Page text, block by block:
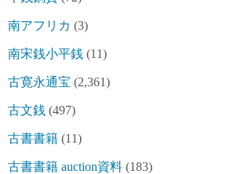
南アフリカ (3)
南宋銭小平銭 (11)
古寛永通宝 (2,361)
古文銭 (497)
古書書籍 (11)
古書書籍 auction資料 (183)